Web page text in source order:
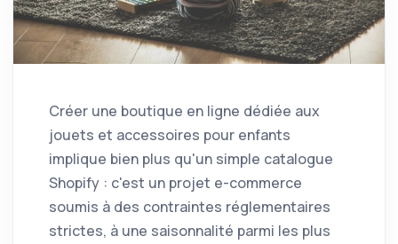
Créer une boutique en ligne dédiée aux
jouets et accessoires pour enfants
implique bien plus qu'un simple catalogue
Shopify : c'est un projet e-commerce
soumis à des contraintes réglementaires
strictes, à une saisonnalité parmi les plus